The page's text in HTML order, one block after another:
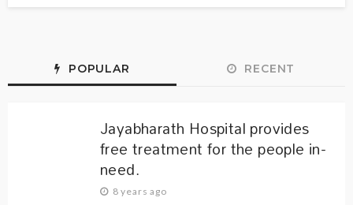
POPULAR RECENT
Jayabharath Hospital provides
free treatment for the people in-
need.
8 years ago